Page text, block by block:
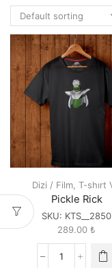
Dizi / Film, T-shırt
Pickle Rick
SKU: KTS__2850
289.00 ₺
Pickle